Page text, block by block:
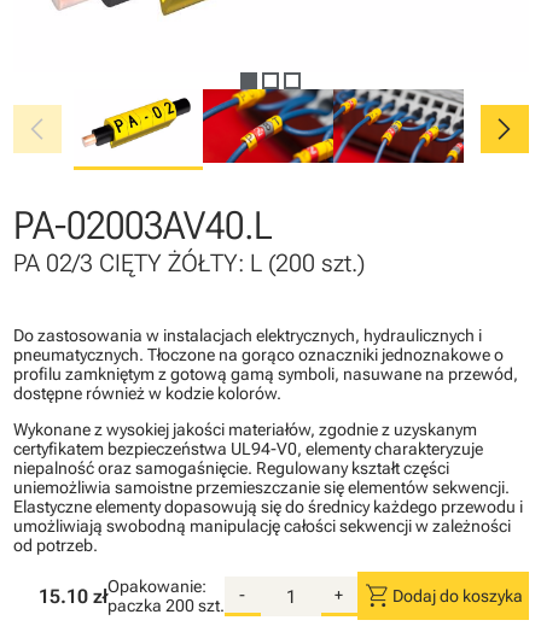
chevron_left chevron_right
PA-02003AV40.L
PA 02/3 CIĘTY ŻÓŁTY: L (200 szt.)
Do zastosowania w instalacjach elektrycznych, hydraulicznych i
pneumatycznych. Tłoczone na gorąco oznaczniki jednoznakowe o
profilu zamkniętym z gotową gamą symboli, nasuwane na przewód,
dostępne również w kodzie kolorów.
Wykonane z wysokiej jakości materiałów, zgodnie z uzyskanym
certyfikatem bezpieczeństwa UL94-V0, elementy charakteryzuje
niepalność oraz samogaśnięcie. Regulowany kształt części
uniemożliwia samoistne przemieszczanie się elementów sekwencji.
Elastyczne elementy dopasowują się do średnicy każdego przewodu i
umożliwiają swobodną manipulację całości sekwencji w zależności
od potrzeb.
15.10 złOpakowanie:
paczka 200 szt.
- + shopping_cart Dodaj do koszyka